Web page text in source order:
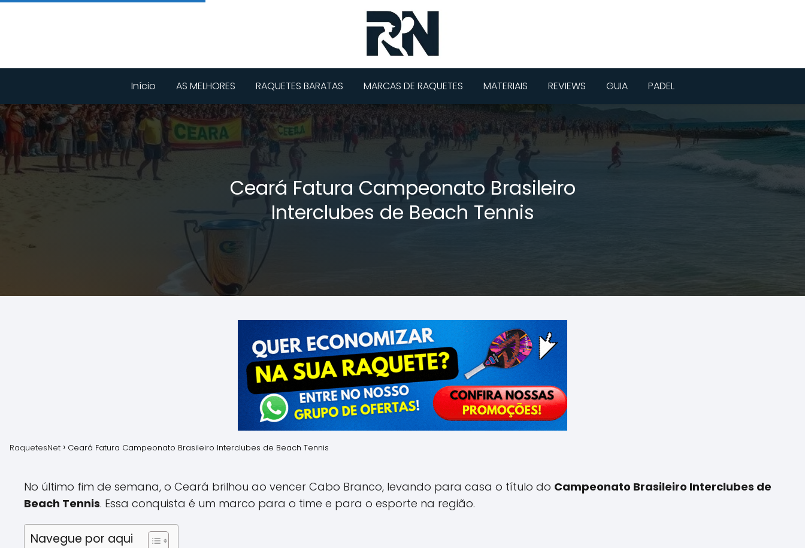
Início AS MELHORES RAQUETES BARATAS MARCAS DE RAQUETES MATERIAIS REVIEWS GUIA PADEL
Ceará Fatura Campeonato Brasileiro
Interclubes de Beach Tennis
RaquetesNet Ceará Fatura Campeonato Brasileiro Interclubes de Beach Tennis
No último fim de semana, o Ceará brilhou ao vencer Cabo Branco, levando para casa o título do Campeonato Brasileiro Interclubes de
Beach Tennis. Essa conquista é um marco para o time e para o esporte na região.
Navegue por aqui